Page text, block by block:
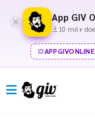
App GIV
10 mil+
APPGIVONLINE